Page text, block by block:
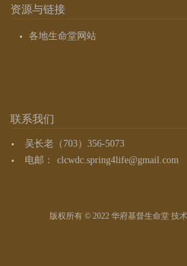
资源与链接
各地生命堂网站
联系我们
吴长老（703）356-5073
电邮：
clcwdc.spring4life@gmail.com
版权所有 © 2022 华府基督生命堂 技术